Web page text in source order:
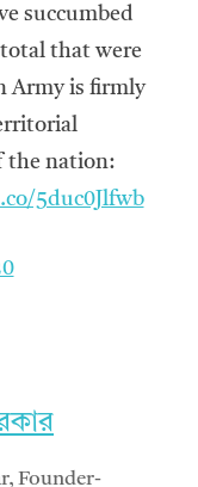
succumbed
that were
Army is firmly
the nation:
5duc0Jlfwb
Founder-